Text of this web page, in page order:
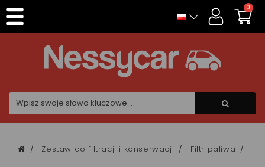
0
Zestaw do filtracji i konserwacji Filtr paliwa
Panel zarządzania plikami cookies